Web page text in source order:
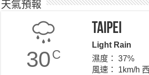
天氣預報
30C
Taipei
Light Rain
濕度： 37%
風速： 1km/h 西